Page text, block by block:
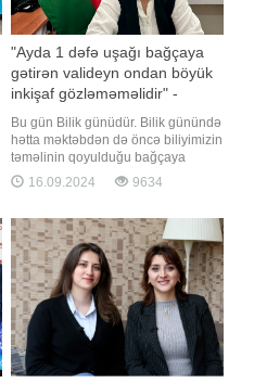
"Ayda 1 dəfə uşağı bağçaya
gətirən valideyn ondan böyük
inkişaf gözləməməlidir" -
Sənubər Ələkbərova -
FOTOMÜSAHİBƏ
Bu gün Bilik günüdür. Bilik günündə
hətta məktəbdən də öncə biliyimizin
təməlinin qoyulduğu bağçaya
yollandıq. 165 nömrəli bağçanın
direktoru Sənubər Ələkbərova 36
bu əlamətdar gündə Sənubər
Ələkbərova ilə söhbətləşdik. - Bilik
günündə valideynlər və şagirdlə
16.09.2024 9634